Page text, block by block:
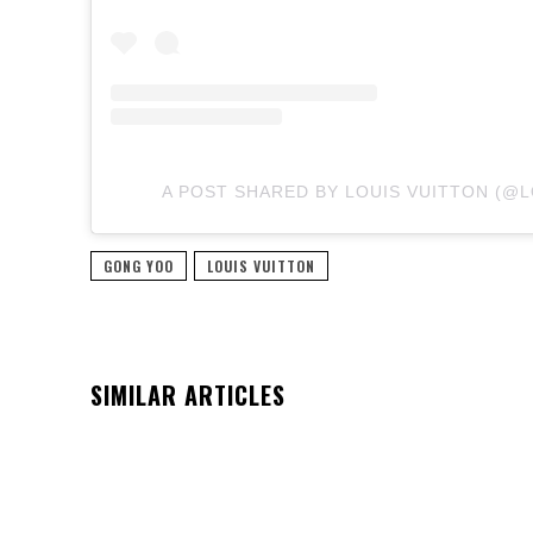
A POST SHARED BY LOUIS VUITTON
GONG YOO LOUIS VUITTON
SIMILAR ARTICLES